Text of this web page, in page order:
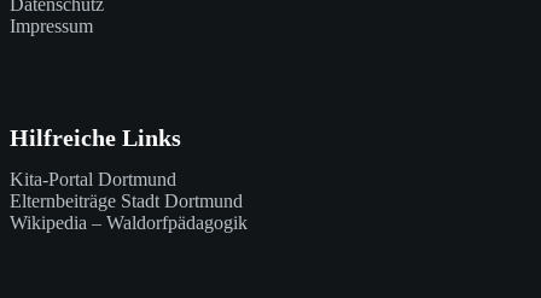
Datenschutz
Impressum
Hilfreiche Links
Kita-Portal Dortmund
Elternbeiträge Stadt Dortmund
Wikipedia – Waldorfpädagogik